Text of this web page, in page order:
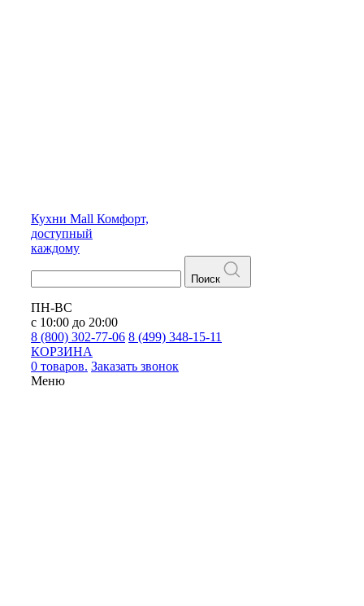
Кухни Mall Комфорт,
доступный
каждому
Поиск
ПН-ВС
с 10:00 до 20:00
8 (800) 302-77-06 8 (499) 348-15-11
КОРЗИНА
0 товаров. Заказать звонок
Меню